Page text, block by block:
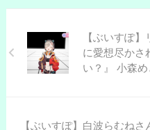
【ぶいすぽ
に愛想尽かさ
い？』 小森
【ぶいすぽ】白波らむね